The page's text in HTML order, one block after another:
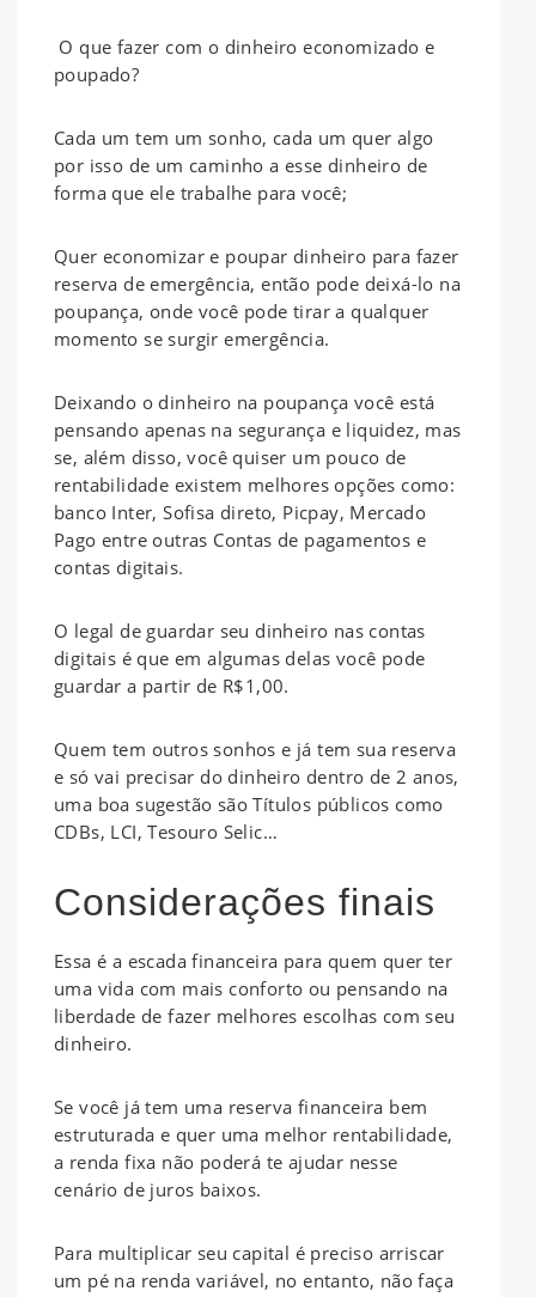
O que fazer com o dinheiro economizado e
poupado?
Cada um tem um sonho, cada um quer algo
por isso de um caminho a esse dinheiro de
forma que ele trabalhe para você;
Quer economizar e poupar dinheiro para fazer
reserva de emergência, então pode deixá-lo na
poupança, onde você pode tirar a qualquer
momento se surgir emergência.
Deixando o dinheiro na poupança você está
pensando apenas na segurança e liquidez, mas
se, além disso, você quiser um pouco de
rentabilidade existem melhores opções como:
banco Inter, Sofisa direto, Picpay, Mercado
Pago entre outras Contas de pagamentos e
contas digitais.
O legal de guardar seu dinheiro nas contas
digitais é que em algumas delas você pode
guardar a partir de R$1,00.
Quem tem outros sonhos e já tem sua reserva
e só vai precisar do dinheiro dentro de 2 anos,
uma boa sugestão são Títulos públicos como
CDBs, LCI, Tesouro Selic…
Considerações finais
Essa é a escada financeira para quem quer ter
uma vida com mais conforto ou pensando na
liberdade de fazer melhores escolhas com seu
dinheiro.
Se você já tem uma reserva financeira bem
estruturada e quer uma melhor rentabilidade,
a renda fixa não poderá te ajudar nesse
cenário de juros baixos.
Para multiplicar seu capital é preciso arriscar
um pé na renda variável, no entanto, não faça